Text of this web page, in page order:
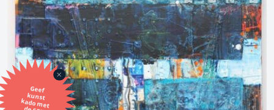
Geef
kunst
kado met
de SBK